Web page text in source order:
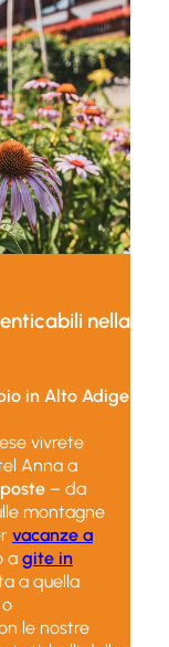
nella
in Alto Adige
vivrete
Anna a
– da
montagne
vacanze a
a gite in
a quella
le nostre